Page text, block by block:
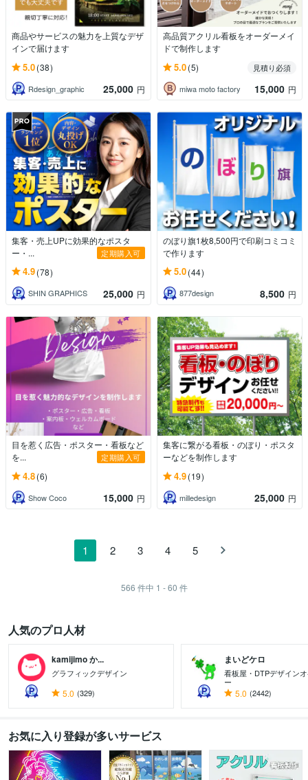
商品やサービスの魅力を上質なデザ
インで届けます
5.0(38)
Rdesign_graphic 25,000 円
高品質アクリル看板をオーダーメイ
ドで制作します
5.0(5)
見積り必須
miwa moto factory
15,000 円
集客・売上UPに効果的なポスタ
ー・...
定期購入可
4.9(78)
SHIN GRAPHICS 25,000 円
のぼり旗1枚8,500円で印刷コミコミ
で作ります
5.0(44)
877design 8,500 円
目を惹く広告・ポスター・看板など
を...
定期購入可
4.8(6)
Show Coco 15,000 円
集客に繋がる看板・のぼり・ポスタ
ーなどを制作します
4.9(19)
milledesign 25,000 円
1 2 3 4 5
566 件中 1 - 60 件
人気のプロ人材
kamijimo か...
グラフィックデザイン
5.0 (329)
まいどケロ
看板屋・DTPデザイン
ー
5.0 (2442)
お気に入り登録が多いサービス